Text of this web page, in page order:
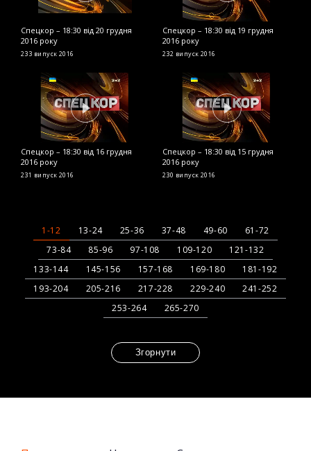
Спецкор – 18:30 від 20 грудня
2016 року
233 випуск 2016
Спецкор – 18:30 від 19 грудня
2016 року
232 випуск 2016
Спецкор – 18:30 від 16 грудня
2016 року
231 випуск 2016
Спецкор – 18:30 від 15 грудня
2016 року
230 випуск 2016
1-12 13-24 25-36 37-48 49-60
61-72
73-84
85-96 97-108 109-120
121-132
133-144
145-156 157-168 169-180
181-192
193-204
205-216 217-228 229-240
241-252
253-264
265-270
Згорнути